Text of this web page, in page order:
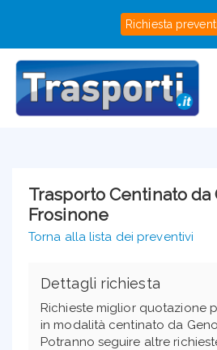
Richiesta
Trasporto Centinato da
Frosinone
Torna alla lista dei preventivi
Dettagli richiesta
Richieste miglior quotazione
in modalità centinato da
Potranno seguire altre